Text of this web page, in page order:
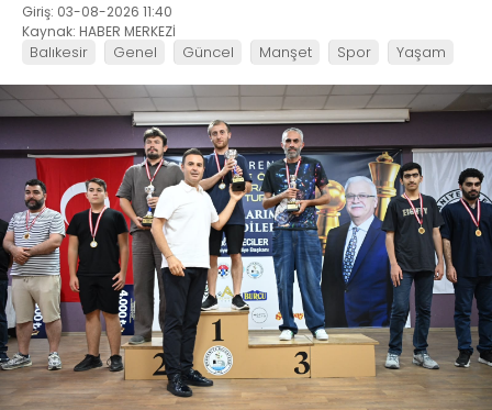
Giriş: 03-08-2026 11:40
Kaynak: HABER MERKEZİ
Balıkesir Genel Güncel Manşet Spor Yaşam